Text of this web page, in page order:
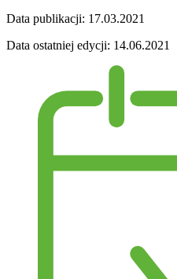
Data publikacji: 17.03.2021
Data ostatniej edycji: 14.06.2021